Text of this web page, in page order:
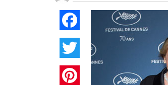
Facebook
Twitter